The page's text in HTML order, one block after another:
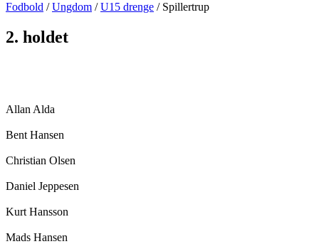
Fodbold /Ungdom /U15 drenge / Spillertrup
2. holdet
Allan Alda
Bent Hansen
Christian Olsen
Daniel Jeppesen
Kurt Hansson
Mads Hansen